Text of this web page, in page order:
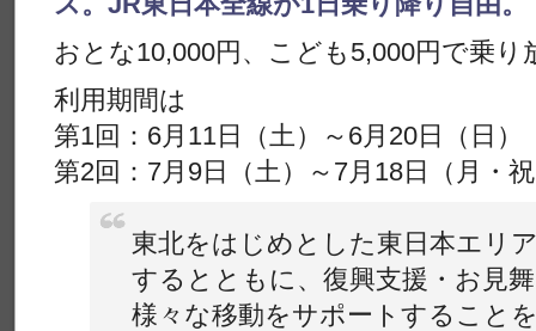
おとな10,000円、こども5,000円で乗り
利用期間は
第1回：6月11日（土）～6月20日（日）
第2回：7月9日（土）～7月18日（月・
東北をはじめとした東日本エリ
するとともに、復興支援・お見
様々な移動をサポートすること